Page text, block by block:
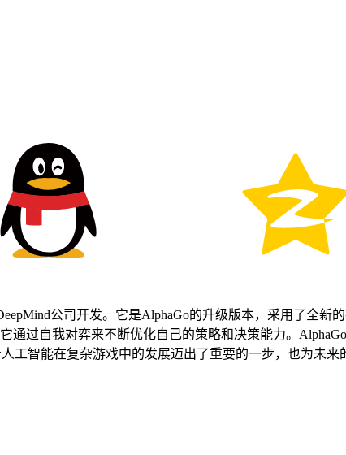
公司开发。它是AlphaGo的升级版本，采用了全新
通过自我对弈来不断优化自己的策略和决策能力。
工智能在复杂游戏中的发展迈出了重要的一步，也为未